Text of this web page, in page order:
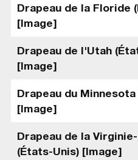
Drapeau de la Floride
[Image]
Drapeau de l'Utah
[Image]
Drapeau du
[Image]
Drapeau de la
(États-Unis) [Image]